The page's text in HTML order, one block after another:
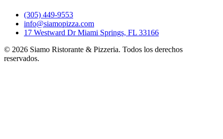
(305) 449-9553
info@siamopizza.com
17 Westward Dr Miami Springs, FL 33166
© 2026 Siamo Ristorante & Pizzeria. Todos los derechos
reservados.